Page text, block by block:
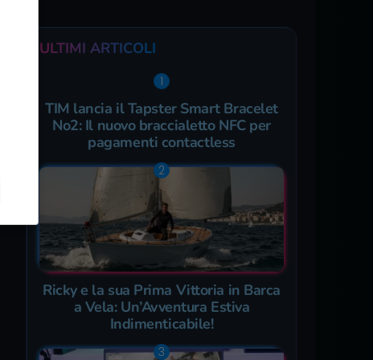
ULTIMI ARTICOLI
TIM lancia il Tapster Smart Bracelet
No2: Il nuovo braccialetto NFC per
pagamenti contactless
Ricky e la sua Prima Vittoria in Barca
a Vela: Un’Avventura Estiva
Indimenticabile!